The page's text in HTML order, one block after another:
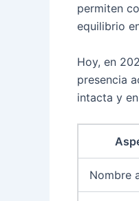
permiten
equilibrio
Hoy, en
presencia
intacta y
Nombre